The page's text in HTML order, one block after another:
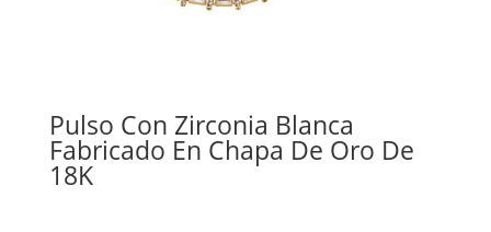
Pulso Con Zirconia Blanca
Fabricado En Chapa De Oro De
18K